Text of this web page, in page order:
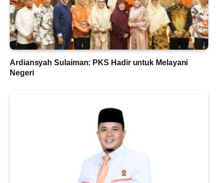
Ardiansyah Sulaiman: PKS Hadir untuk Melayani
Negeri